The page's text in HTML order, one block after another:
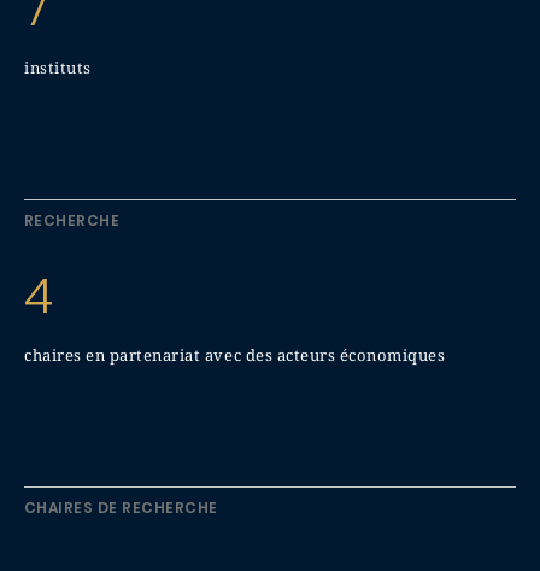
instituts
RECHERCHE
4
chaires en partenariat avec des acteurs économiques
CHAIRES DE RECHERCHE